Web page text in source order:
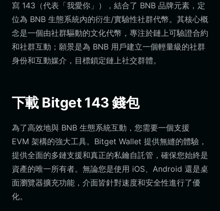
寫 143（代表「我愛你」），結合了 BNB 品牌元素，定
位為 BNB 生態系統內的衍生/實驗性社群代幣。其核心概
念是一個由社群驅動的文化代幣，專注於鏈上可驗證合約
和社群互動；願景是為 BNB 用戶建立一個輕量級的社群
身份和互動媒介，目標鎖定鏈上社交群體。
下載 Bitget 143 錢包
為了高效地與 BNB 生態系統互動，您需要一個支援
EVM 架構的強大工具。Bitget Wallet 提供無縫的體驗，
提供全面的多鏈支援和真正的私鑰自託管，確保您始終是
資產的唯一所有者。無論您是使用 iOS、Android 還是桌
面瀏覽器擴充功能，介面皆針對速度和安全性進行了優
化。